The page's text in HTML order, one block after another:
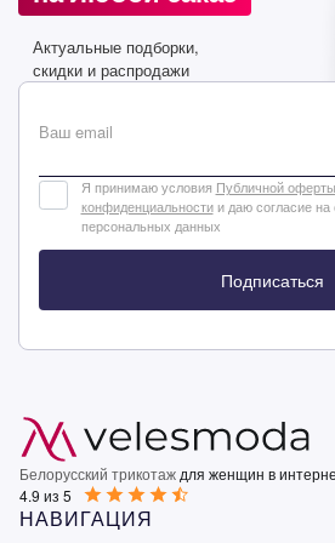
Актуальные подборки,
скидки и распродажи
Ваш email
Я принимаю условия Публичной оферты
конфиденциальностии даю согласие на
персональных данных
Подписаться
Белорусский трикотаж для женщин в
4.9 из 5
НАВИГАЦИЯ